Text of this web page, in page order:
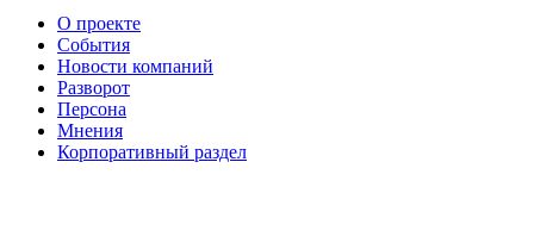
О проекте
События
Новости компаний
Разворот
Персона
Мнения
Корпоративный раздел